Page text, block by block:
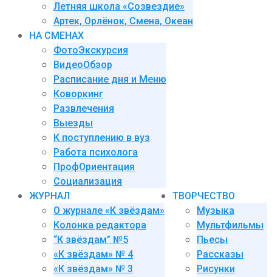
Летняя школа «Созвездие»
Артек, Орлёнок, Смена, Океан
НА СМЕНАХ
ФотоЭкскурсия
ВидеоОбзор
Расписание дня и Меню
Коворкинг
Развлечения
Выезды
К поступлению в вуз
Работа психолога
ПрофОриентация
Социализация
ЖУРНАЛ
О журнале «К звёздам»
Колонка редактора
“К звёздам” №5
«К звёздам» № 4
«К звёздам» № 3
ТВОРЧЕСТВО
Музыка
Мультфильмы
Пьесы
Рассказы
Рисунки